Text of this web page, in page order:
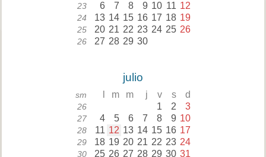
23 6 7 8 9 10 11 12
24 13 14 15 16 17 18 19
25 20 21 22 23 24 25 26
26 27 28 29 30
julio
sm m m j v s d
26 1 2 3
27 4 5 6 7 8 9 10
28 11 12 13 14 15 16 17
29 18 19 20 21 22 23 24
30 25 26 27 28 29 30 31